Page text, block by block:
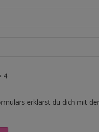
4
erklärst du dich mit